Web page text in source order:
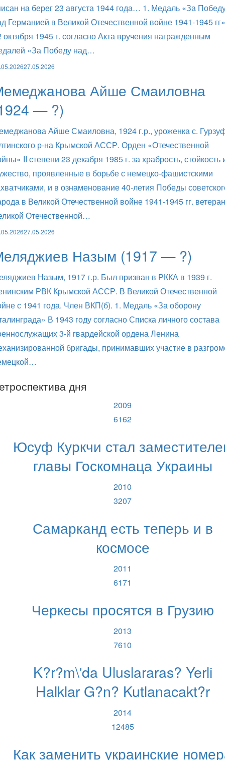
на берег 23 августа 1944 года… 1. Медаль «За
Германией в Великой Отечественной войне 1941-1945 гг»
октября 1945 г. согласно Акта вручения награжденным
«За Победу над…
27.05.2026
Айше Смаиловна
— ?)
Айше Смаиловна, 1924 г.р., уроженка с.
р-на Крымской АССР. Орден «Отечественной
II степени 23 декабря 1985 г. за храбрость, стойкость
проявленные в борьбе с немецко-фашистскими
и в ознаменование 40-летия Победы
в Великой Отечественной войне 1941-1945 гг. ветеран
Отечественной…
27.05.2026
Назым (1917 — ?)
Назым, 1917 г.р. Был призван в РККА в 1939 г.
РВК Крымской АССР. В Великой Отечественной
с 1941 года. Член ВКП(б). 1. Медаль «За оборону
В 1943 году согласно Списка личного состава
3-й гвардейской ордена Ленина
бригады, принимавших участие в
дня
2009
6162
Юсуф Куркчи стал
главы Госкомнаца Украины
2010
3207
Самарканд есть теперь и в
космосе
2011
6171
Черкесы просятся в Грузию
2013
7610
K?r?m\'da Uluslararas? Yerli
Halklar G?n? Kutlanacakt?r
2014
12485
Как заменить украинские